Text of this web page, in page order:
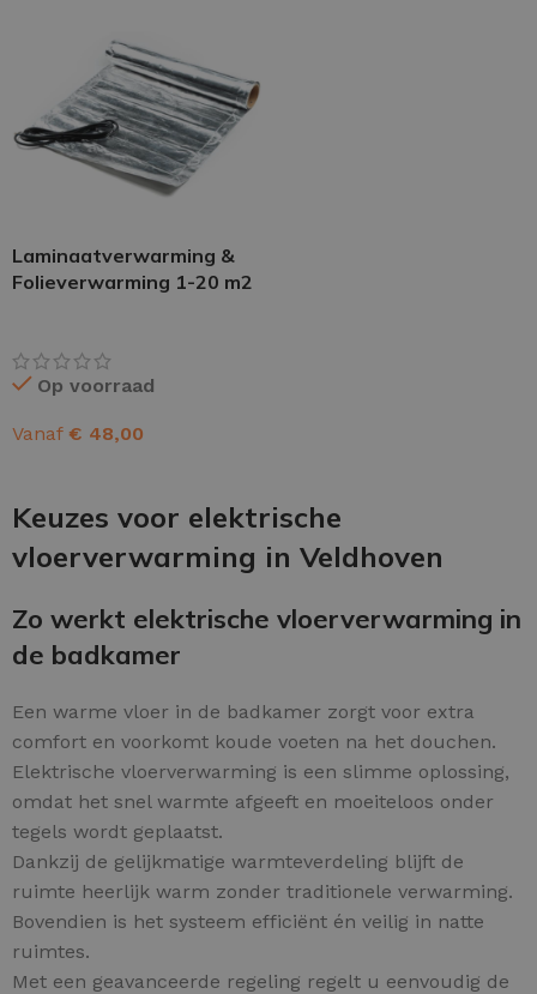
Laminaatverwarming &
Folieverwarming 1-20 m2
Op voorraad
Vanaf € 48,00
Keuzes voor elektrische
vloerverwarming in Veldhoven
Zo werkt elektrische vloerverwarming in
de badkamer
Een warme vloer in de badkamer zorgt voor extra
comfort en voorkomt koude voeten na het douchen.
Elektrische vloerverwarming is een slimme oplossing,
omdat het snel warmte afgeeft en moeiteloos onder
tegels wordt geplaatst.
Dankzij de gelijkmatige warmteverdeling blijft de
ruimte heerlijk warm zonder traditionele verwarming.
Bovendien is het systeem efficiënt én veilig in natte
ruimtes.
Met een geavanceerde regeling regelt u eenvoudig de